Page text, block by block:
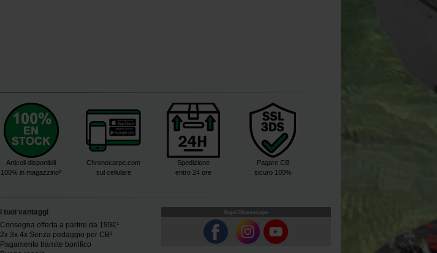
Articoli disponibili
100% in magazzino³
Chronocarpe.com
sul cellulare
Spedizione
entro 24 ore
Pagare CB
sicuro 100%
I tuoi vantaggi
Consegna offerta a partire da 199€¹
2x 3x 4x Senza pedaggio per CB²
Pagamento tramite bonifico
Segui Chronocarpe